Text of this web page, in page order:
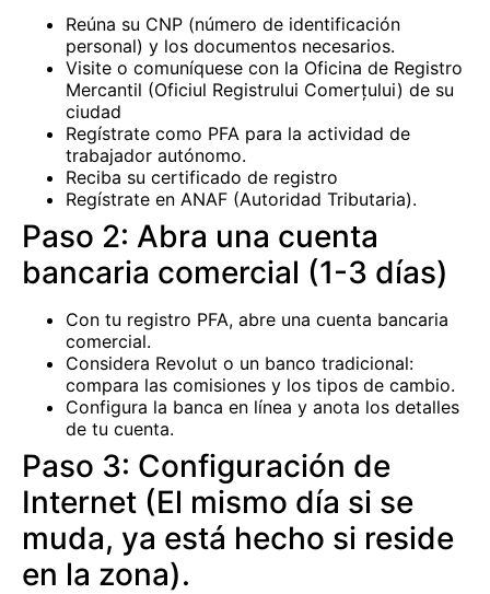
Reúna su CNP (número de identificación
personal) y los documentos necesarios.
Visite o comuníquese con la Oficina de Registro
Mercantil (Oficiul Registrului Comerțului) de su
ciudad
Regístrate como PFA para la actividad de
trabajador autónomo.
Reciba su certificado de registro
Regístrate en ANAF (Autoridad Tributaria).
Paso 2: Abra una cuenta
bancaria comercial (1-3 días)
Con tu registro PFA, abre una cuenta bancaria
comercial.
Considera Revolut o un banco tradicional:
compara las comisiones y los tipos de cambio.
Configura la banca en línea y anota los detalles
de tu cuenta.
Paso 3: Configuración de
Internet (El mismo día si se
muda, ya está hecho si reside
en la zona).